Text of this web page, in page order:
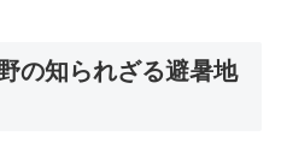
の知られざる避暑地